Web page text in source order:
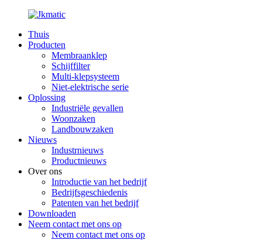
Thuis
Producten
Membraanklep
Schijffilter
Multi-klepsysteem
Niet-elektrische serie
Oplossing
Industriële gevallen
Woonzaken
Landbouwzaken
Nieuws
Industrnieuws
Productnieuws
Over ons
Introductie van het bedrijf
Bedrijfsgeschiedenis
Patenten van het bedrijf
Downloaden
Neem contact met ons op
Neem contact met ons op